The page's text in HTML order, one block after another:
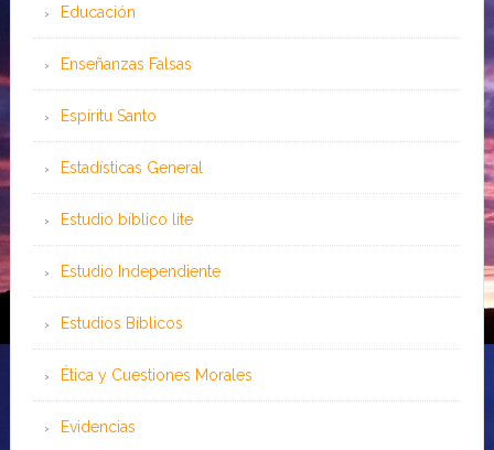
Educación
Enseñanzas Falsas
Espíritu Santo
Estadísticas General
Estudio bíblico lite
Estudio Independiente
Estudios Bíblicos
Ética y Cuestiones Morales
Evidencias